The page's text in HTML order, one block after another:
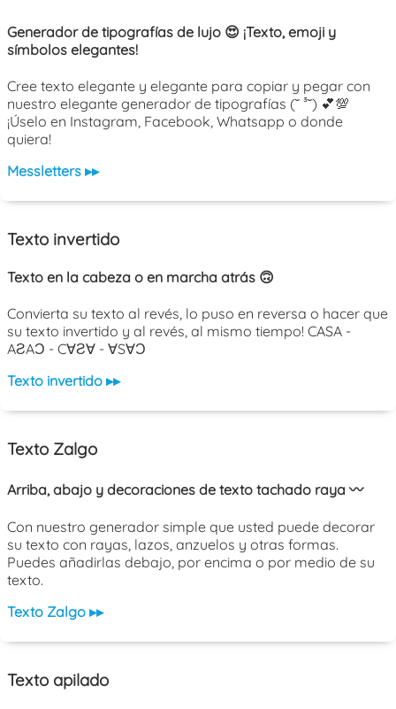
Generador de tipografías de lujo 😍 ¡Texto, emoji y
símbolos elegantes!
Cree texto elegante y elegante para copiar y pegar con
nuestro elegante generador de tipografías (˘ ³˘) 💕💯
¡Úselo en Instagram, Facebook, Whatsapp o donde
quiera!
Messletters ▸▸
Texto invertido
Texto en la cabeza o en marcha atrás 🙃
Convierta su texto al revés, lo puso en reversa o hacer que
su texto invertido y al revés, al mismo tiempo! CASA -
AƧAƆ - C∀Ƨ∀ - ∀S∀Ɔ
Texto invertido ▸▸
Texto Zalgo
Arriba, abajo y decoraciones de texto tachado raya 〰️
Con nuestro generador simple que usted puede decorar
su texto con rayas, lazos, anzuelos y otras formas.
Puedes añadirlas debajo, por encima o por medio de su
texto.
Texto Zalgo ▸▸
Texto apilado